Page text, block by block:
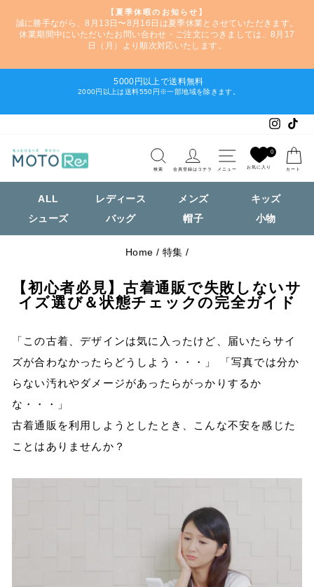
ス
ラ
ド
シ
ョ
時
停
止
【夏季休暇のお知らせ】
誠に勝手ながら、8月13日〜8月16日は夏季休業とさせていただきます。
休業期間中にいただいたお問い合わせ・ご注文につきましては、8月17
日（月）より順次対応いたします。
ス
シ
ョ
ー
停
止
る
5000円以上で送料無料
2000円以上は送料550円※一部地域を除きます。
検索
検索
ログイン
会員登録はコチラ
ナビゲーショ
メニュー
0
お気に入り カート
ALL レディース メンズ
キッズ
シューズ
バッグ 帽子 小物
Home / 特集 /
【初心者必見】古着通販で失敗しないサ
イズ選び＆状態チェックの完全ガイド
「この古着、デザインは気に入ったけど、届いたらサイ
ズが合わなかったらどうしよう・・・」 「写真では分か
らない汚れやダメージがあったらがっかりするか
な・・・」
古着通販を利用しようとしたとき、こんな不安を感じた
ことはありませんか？